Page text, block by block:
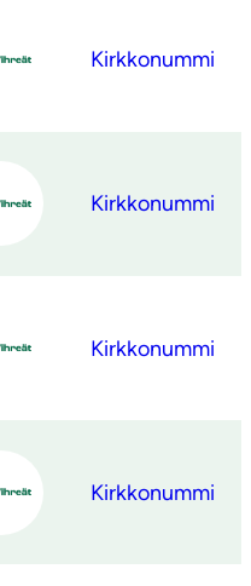
Kirkkonummi
Kirkkonummi
Kirkkonummi
Kirkkonummi